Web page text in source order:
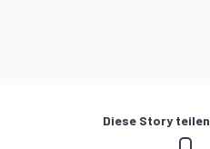
Diese Story